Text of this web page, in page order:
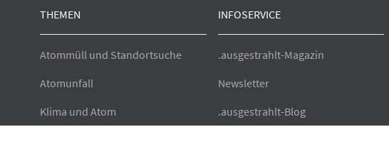
THEMEN
Atommüll und Standortsuche
Atomunfall
Klima und Atom
INFOSERVICE
.ausgestrahlt-Magazin
Newsletter
.ausgestrahlt-Blog